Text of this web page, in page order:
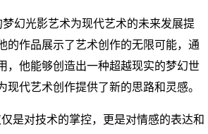
梦幻光影艺术为现代艺术的未来发展提
的作品展示了艺术创作的无限可能，通
，他能够创造出一种超越现实的梦幻世
现代艺术创作提供了新的思路和灵感。
是对技术的掌控，更是对情感的表达和